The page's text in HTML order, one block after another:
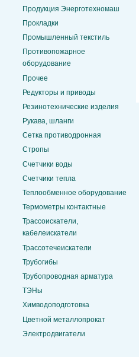
Продукция Энерготехномаш
Прокладки
Промышленный текстиль
Противопожарное
оборудование
Прочее
Редукторы и приводы
Резинотехнические изделия
Рукава, шланги
Сетка противодронная
Стропы
Счетчики воды
Счетчики тепла
Теплообменное оборудование
Термометры контактные
Трассоискатели,
кабелеискатели
Трассотечеискатели
Трубогибы
Трубопроводная арматура
ТЭНы
Химводоподготовка
Цветной металлопрокат
Электродвигатели